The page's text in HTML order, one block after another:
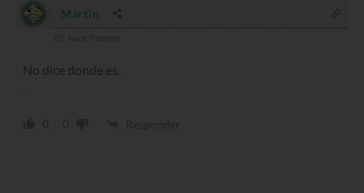
Martin
No dice donde es.
.